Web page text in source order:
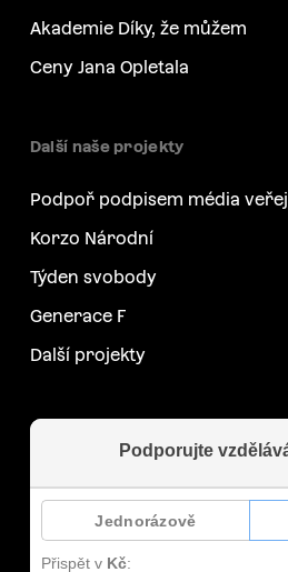
Akademie Díky, že můžem
Ceny Jana Opletala
Další naše projekty
Podpoř podpisem média
Korzo Národní
Týden svobody
Generace F
Další projekty